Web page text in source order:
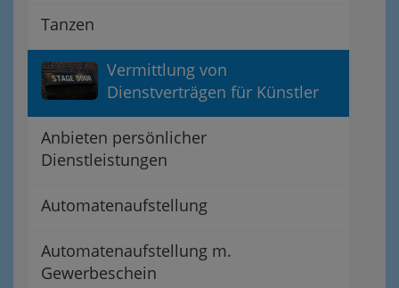
Tanzen
Vermittlung von
Dienstverträgen für Künstler
Anbieten persönlicher
Dienstleistungen
Automatenaufstellung
Automatenaufstellung m.
Gewerbeschein